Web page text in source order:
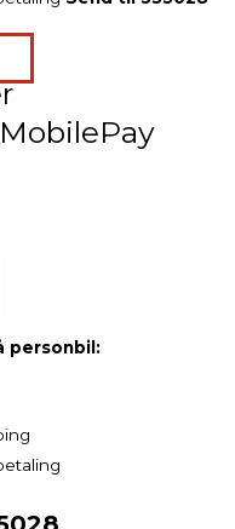
personbil: